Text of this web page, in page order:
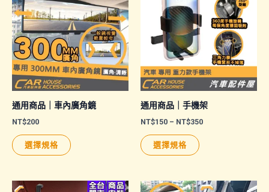
通用商品｜車內廣角鏡
NT$200
選擇規格
通用商品｜手機架
NT$150 – NT$350價
NT$350
選擇規格
有